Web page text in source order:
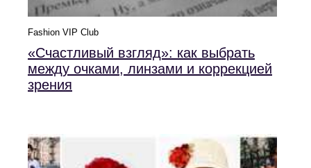
Fashion VIP Club
«Счастливый взгляд»: как выбрать
между очками, линзами и коррекцией
зрения